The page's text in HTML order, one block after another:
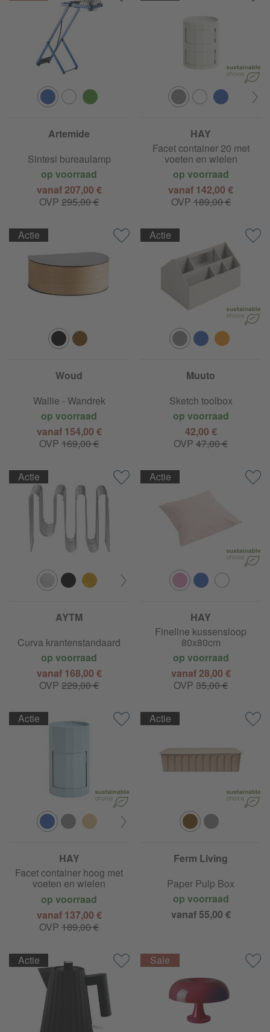
Artemide
Sintesi bureaulamp
op voorraad
vanaf 207,00 €
OVP295,00 €
HAY
Facet container 20 met
voeten en wielen
op voorraad
vanaf 142,00 €
OVP 189,00 €
Woud
Wallie - Wandrek
op voorraad
vanaf 154,00 €
OVP169,00 €
Actie
Muuto
Sketch toolbox
op voorraad
42,00 €
OVP47,00 €
Actie
AYTM
Curva krantenstandaard
op voorraad
vanaf 168,00 €
OVP229,00 €
Actie
HAY
Fineline kussensloop
80x80cm
op voorraad
vanaf 28,00 €
OVP35,00 €
Actie
HAY
Facet container hoog met
voeten en wielen
op voorraad
vanaf 137,00 €
OVP189,00 €
Actie
Ferm Living
Paper Pulp Box
op voorraad
vanaf 55,00 €
Actie
Actie